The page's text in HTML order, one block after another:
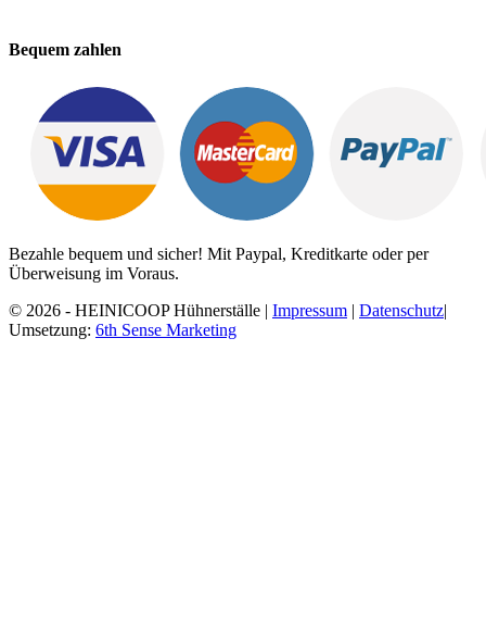
Bequem zahlen
Bezahle bequem und sicher! Mit Paypal, Kreditkarte oder per
Überweisung im Voraus.
© 2026 - HEINICOOP Hühnerställe | Impressum | Datenschutz|
Umsetzung: 6th Sense Marketing